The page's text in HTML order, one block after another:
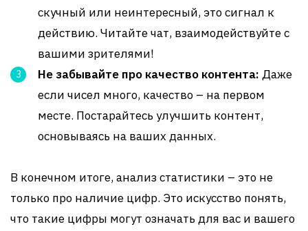
скучный или неинтересный, это сигнал к
действию. Читайте чат, взаимодействуйте с
вашими зрителями!
Не забывайте про качество контента: Даже
если чисел много, качество – на первом
месте. Постарайтесь улучшить контент,
основываясь на ваших данных.
В конечном итоге, анализ статистики – это не
только про наличие цифр. Это искусство понять,
что такие цифры могут означать для вас и вашего